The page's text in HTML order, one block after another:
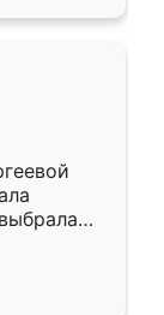
осталась
ожидала.
потом
с